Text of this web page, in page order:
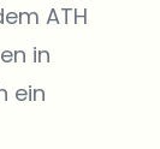
ATH
in
ein